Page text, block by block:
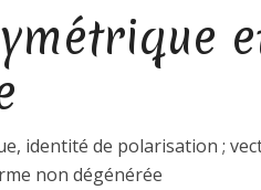
identité de polarisation ;
non dégénérée